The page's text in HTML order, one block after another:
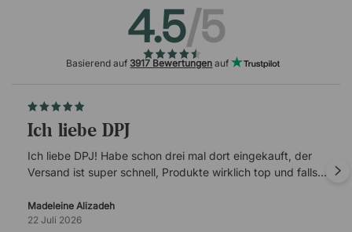
4.5/5
Basierend auf 3917 Bewertungen auf
Ich liebe DPJ
Ich liebe DPJ! Habe schon drei mal dort eingekauft, der
Versand ist super schnell, Produkte wirklich top und falls
verlässlich.
Madeleine Alizadeh
22 Juli 2026